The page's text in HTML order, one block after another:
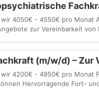
4050€ - 4550€ pro Monat
zur Vereinbarkeit
(m/w/d) – Zur
4200€ - 4950€ pro Monat
Hervorragende Fort-